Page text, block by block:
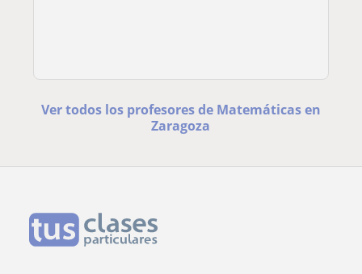
Ver todos los profesores de Matemáticas en
Zaragoza